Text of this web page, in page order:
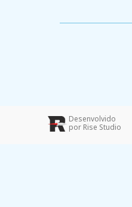
Desenvolvido
por Rise Studio